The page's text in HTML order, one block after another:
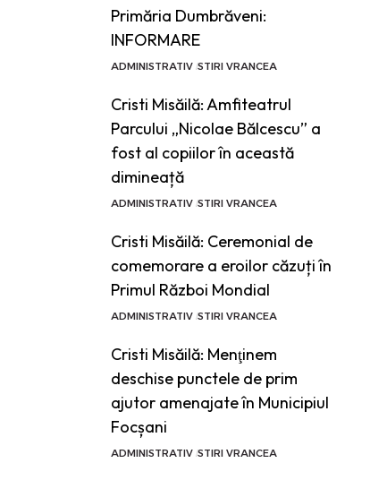
Primăria Dumbrăveni:
INFORMARE
ADMINISTRATIV STIRI VRANCEA
Cristi Misăilă: Amfiteatrul
Parcului „Nicolae Bălcescu” a
fost al copiilor în această
dimineață
ADMINISTRATIV STIRI VRANCEA
Cristi Misăilă: Ceremonial de
comemorare a eroilor căzuți în
Primul Război Mondial
ADMINISTRATIV STIRI VRANCEA
Cristi Misăilă: Menţinem
deschise punctele de prim
ajutor amenajate în Municipiul
Focșani
ADMINISTRATIV STIRI VRANCEA